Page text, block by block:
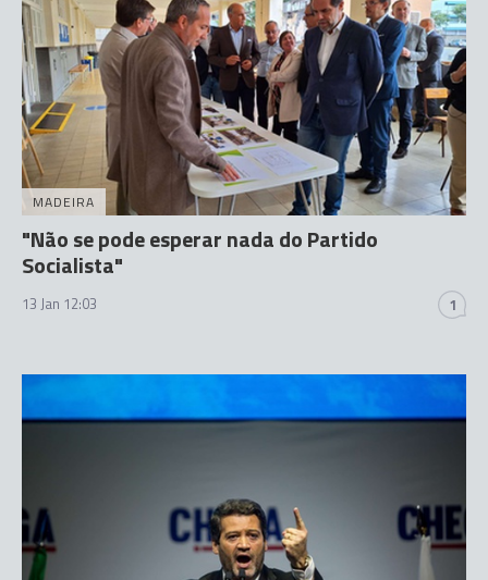
MADEIRA
"Não se pode esperar nada do Partido
Socialista"
13 Jan 12:03 1